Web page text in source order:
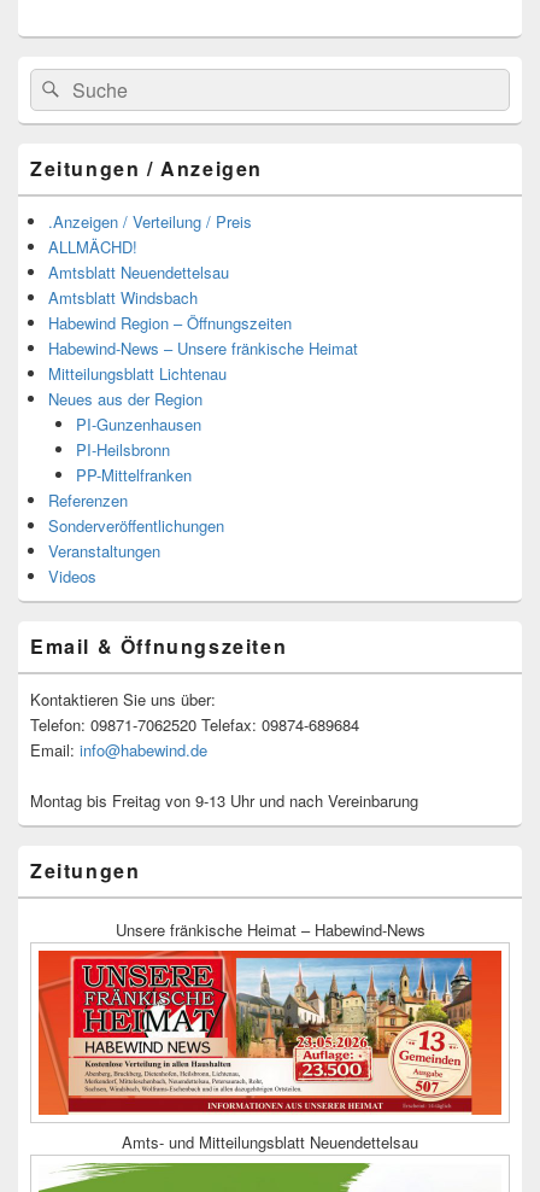
Suchen
nach:
Suchen
Zeitungen / Anzeigen
.Anzeigen / Verteilung / Preis
ALLMÄCHD!
Amtsblatt Neuendettelsau
Amtsblatt Windsbach
Habewind Region – Öffnungszeiten
Habewind-News – Unsere fränkische Heimat
Mitteilungsblatt Lichtenau
Neues aus der Region
PI-Gunzenhausen
PI-Heilsbronn
PP-Mittelfranken
Referenzen
Sonderveröffentlichungen
Veranstaltungen
Videos
Email & Öffnungszeiten
Kontaktieren Sie uns über:
Telefon: 09871-7062520 Telefax: 09874-689684
Email: info@habewind.de
Montag bis Freitag von 9-13 Uhr und nach Vereinbarung
Zeitungen
Unsere fränkische Heimat – Habewind-News
Amts- und Mitteilungsblatt Neuendettelsau